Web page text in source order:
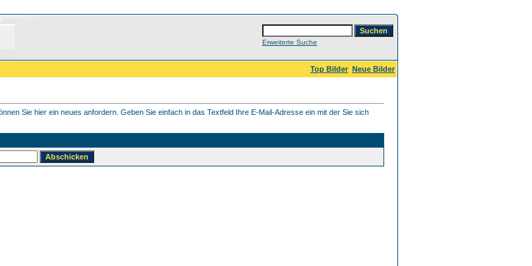
Erweiterte Suche
Top Bilder Neue Bilder
Sie hier ein neues anfordern. Geben Sie einfach in das Textfeld Ihre E-Mail-Adresse ein mit der Sie sich